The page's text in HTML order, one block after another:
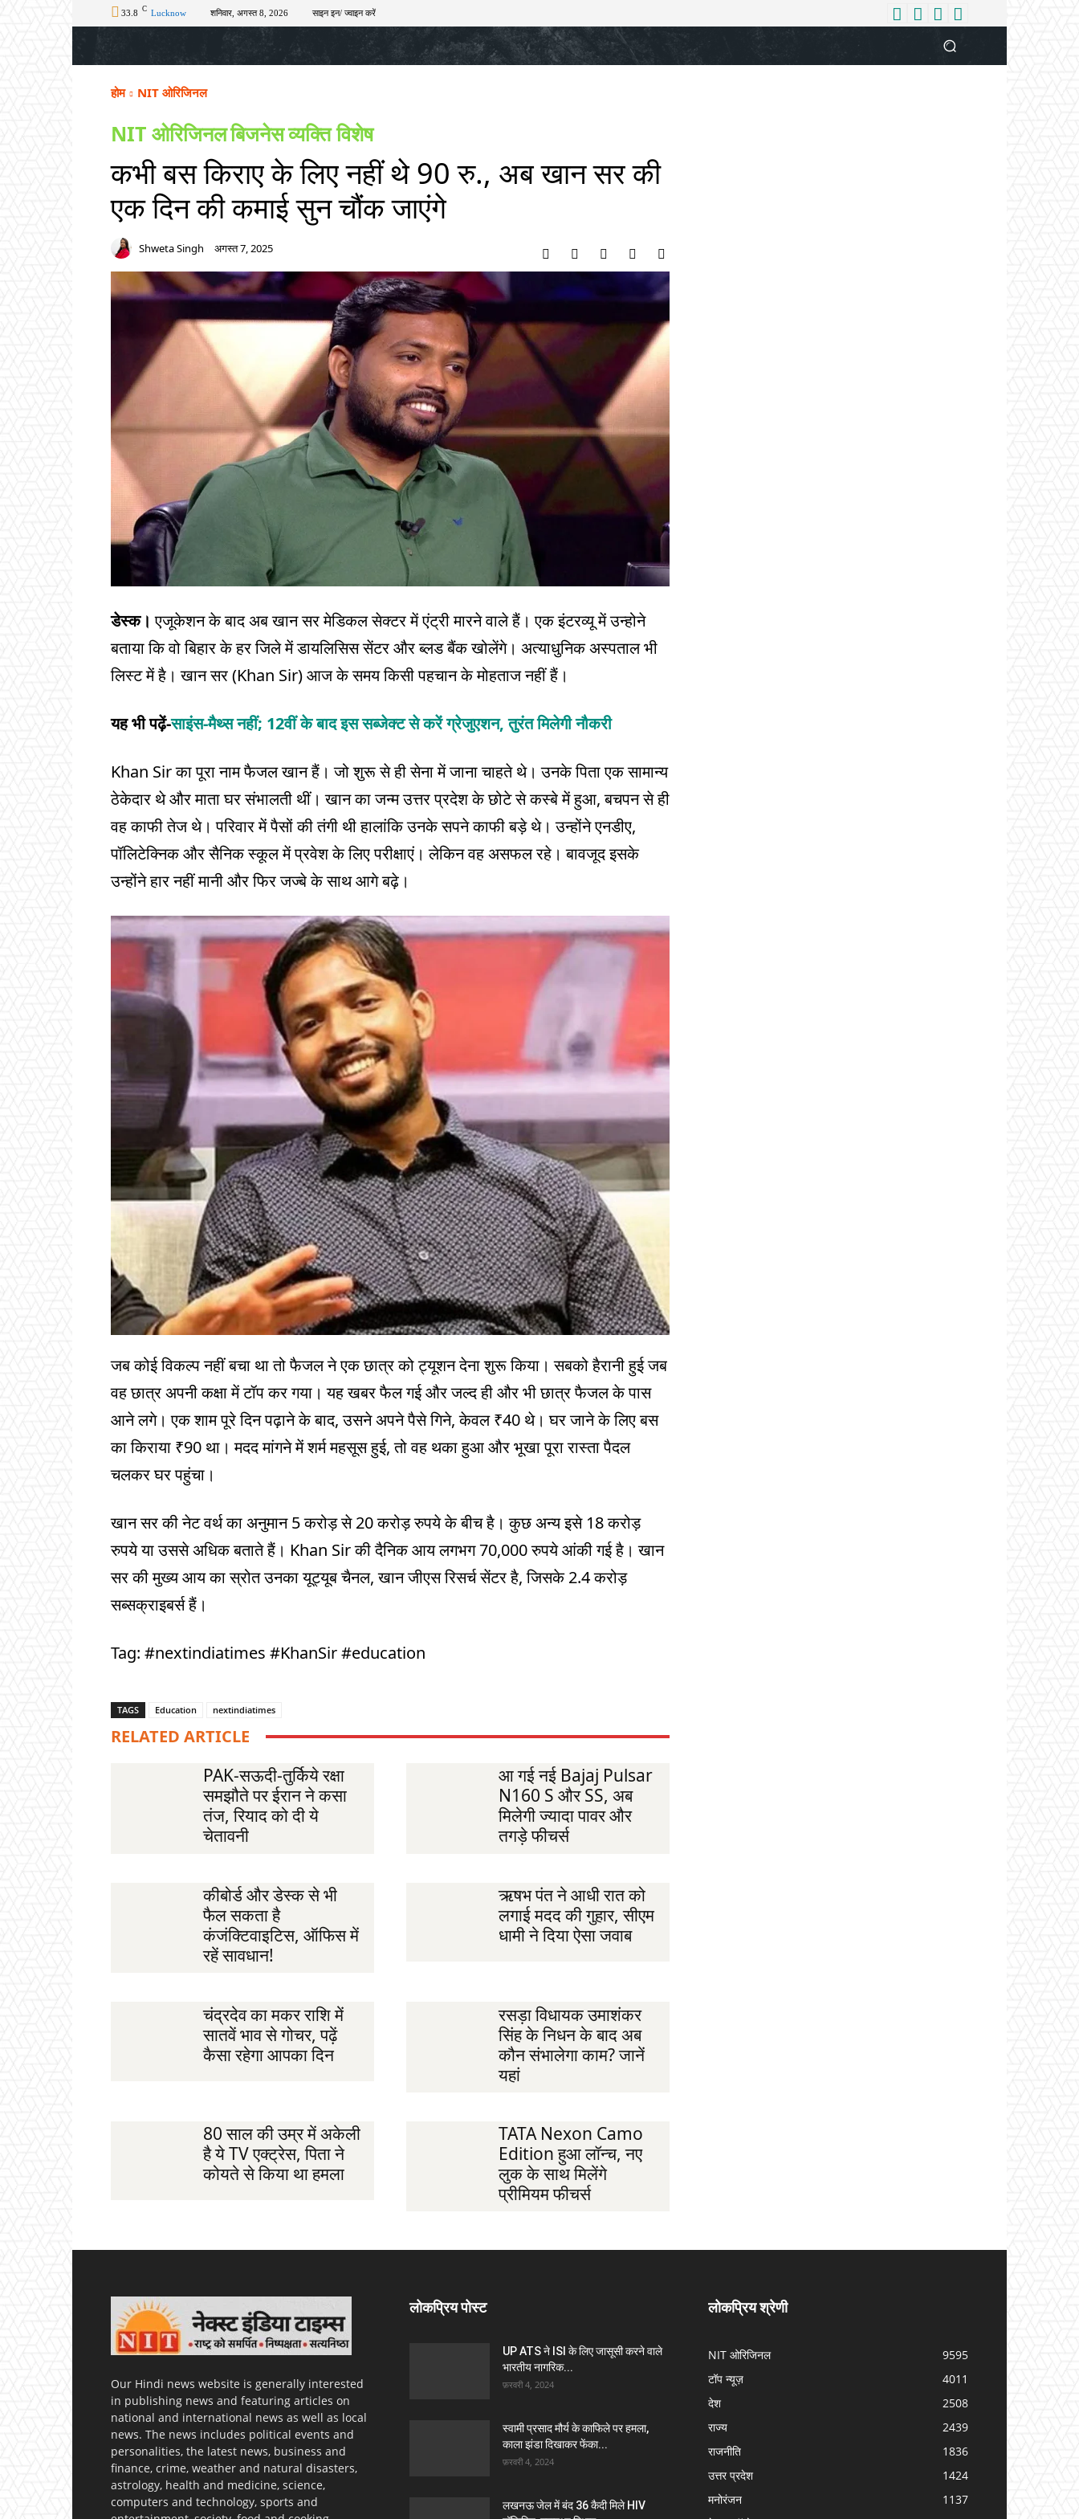
33.8 C Lucknow शनिवार, अगस्त 8, 2026 साइन इन/ ज्वाइन करें
अपराध चुनाव खेल टेक – ऑटो राज्य मनोरंजन लाइफस्टाइल बिजनेस आपकी आवाज
होम NIT ओरिजिनल
NIT ओरिजिनलबिजनेसव्यक्ति विशेष
कभी बस किराए के लिए नहीं थे 90 रु., अब खान सर की
एक दिन की कमाई सुन चौंक जाएंगे
Shweta Singh अगस्त 7, 2025
डेस्क। एजूकेशन के बाद अब खान सर मेडिकल सेक्टर में एंट्री मारने वाले हैं। एक इंटरव्यू में उन्होने
बताया कि वो बिहार के हर जिले में डायलिसिस सेंटर और ब्लड बैंक खोलेंगे। अत्याधुनिक अस्पताल भी
लिस्ट में है। खान सर (Khan Sir) आज के समय किसी पहचान के मोहताज नहीं हैं।
यह भी पढ़ें-साइंस-मैथ्स नहीं; 12वीं के बाद इस सब्जेक्ट से करें ग्रेजुएशन, तुरंत मिलेगी नौकरी
Khan Sir का पूरा नाम फैजल खान हैं। जो शुरू से ही सेना में जाना चाहते थे। उनके पिता एक सामान्य
ठेकेदार थे और माता घर संभालती थीं। खान का जन्म उत्तर प्रदेश के छोटे से कस्बे में हुआ, बचपन से ही
वह काफी तेज थे। परिवार में पैसों की तंगी थी हालांकि उनके सपने काफी बड़े थे। उन्होंने एनडीए,
पॉलिटेक्निक और सैनिक स्कूल में प्रवेश के लिए परीक्षाएं। लेकिन वह असफल रहे। बावजूद इसके
उन्होंने हार नहीं मानी और फिर जज्बे के साथ आगे बढ़े।
जब कोई विकल्प नहीं बचा था तो फैजल ने एक छात्र को ट्यूशन देना शुरू किया। सबको हैरानी हुई जब
वह छात्र अपनी कक्षा में टॉप कर गया। यह खबर फैल गई और जल्द ही और भी छात्र फैजल के पास
आने लगे। एक शाम पूरे दिन पढ़ाने के बाद, उसने अपने पैसे गिने, केवल ₹40 थे। घर जाने के लिए बस
का किराया ₹90 था। मदद मांगने में शर्म महसूस हुई, तो वह थका हुआ और भूखा पूरा रास्ता पैदल
चलकर घर पहुंचा।
खान सर की नेट वर्थ का अनुमान 5 करोड़ से 20 करोड़ रुपये के बीच है। कुछ अन्य इसे 18 करोड़
रुपये या उससे अधिक बताते हैं। Khan Sir की दैनिक आय लगभग 70,000 रुपये आंकी गई है। खान
सर की मुख्य आय का स्रोत उनका यूट्यूब चैनल, खान जीएस रिसर्च सेंटर है, जिसके 2.4 करोड़
सब्सक्राइबर्स हैं।
Tag: #nextindiatimes #KhanSir #education
TAGS Education nextindiatimes
RELATED ARTICLE
PAK-सऊदी-तुर्किये रक्षा
समझौते पर ईरान ने कसा
तंज, रियाद को दी ये
चेतावनी
आ गई नई Bajaj Pulsar
N160 S और SS, अब
मिलेगी ज्यादा पावर और
तगड़े फीचर्स
कीबोर्ड और डेस्क से भी
फैल सकता है
कंजंक्टिवाइटिस, ऑफिस में
रहें सावधान!
ऋषभ पंत ने आधी रात को
लगाई मदद की गुहार, सीएम
धामी ने दिया ऐसा जवाब
चंद्रदेव का मकर राशि में
सातवें भाव से गोचर, पढ़ें
कैसा रहेगा आपका दिन
रसड़ा विधायक उमाशंकर
सिंह के निधन के बाद अब
कौन संभालेगा काम? जानें
यहां
80 साल की उम्र में अकेली
है ये TV एक्ट्रेस, पिता ने
कोयते से किया था हमला
TATA Nexon Camo
Edition हुआ लॉन्च, नए
लुक के साथ मिलेंगे
प्रीमियम फीचर्स
Our Hindi news website is generally interested
in publishing news and featuring articles on
national and international news as well as local
news. The news includes political events and
personalities, the latest news, business and
finance, crime, weather and natural disasters,
astrology, health and medicine, science,
computers and technology, sports and
लोकप्रिय पोस्ट
UP ATS ने ISI के लिए जासूसी करने वाले
भारतीय नागरिक...
फ़रवरी 4, 2024
स्वामी प्रसाद मौर्य के काफिले पर हमला,
काला झंडा दिखाकर फेंका...
फ़रवरी 4, 2024
लखनऊ जेल में बंद 36 कैदी मिले HIV
लोकप्रिय श्रेणी
NIT ओरिजिनल
9595
टॉप न्यूज़
4011
देश
2508
राज्य
2439
राजनीति
1836
उत्तर प्रदेश
1424
मनोरंजन
1137